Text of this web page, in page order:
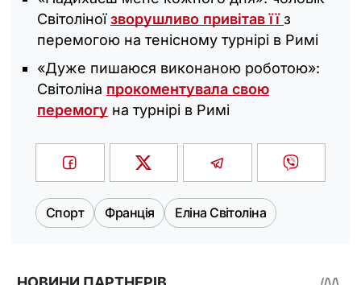
Світоліноїзворушливо привітав її з
перемогою на тенісному турнірі в Римі
«Дуже пишаюся виконаною роботою»:
Світоліна прокоментувала свою
перемогу на турнірі в Римі
Спорт Франція Еліна Світоліна